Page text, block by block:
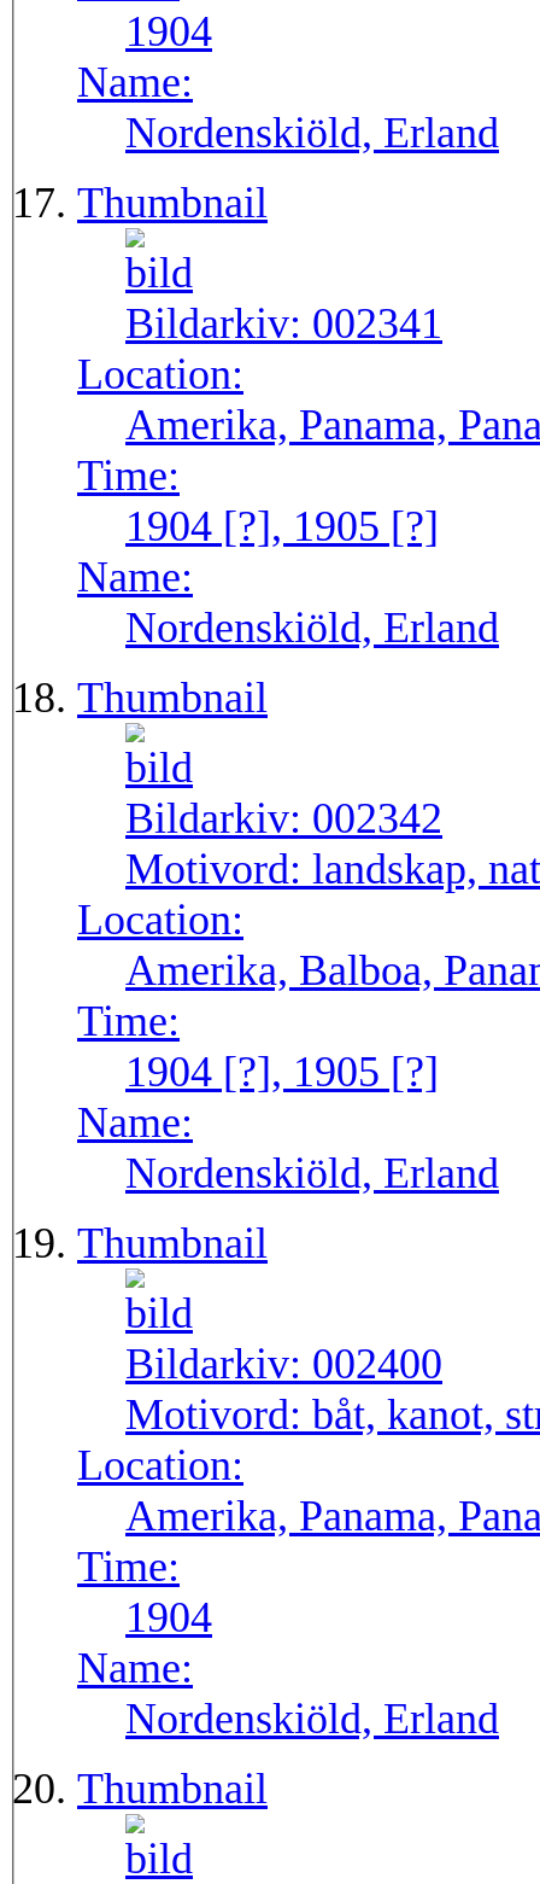
1904
Name:
Nordenskiöld, Erland
Thumbnail
Bildarkiv: 002341
Location:
Amerika, Panama,
Time:
1904 [?], 1905 [?]
Name:
Nordenskiöld, Erland
Thumbnail
Bildarkiv: 002342
Motivord: landskap,
Location:
Amerika, Balboa,
Time:
1904 [?], 1905 [?]
Name:
Nordenskiöld, Erland
Thumbnail
Bildarkiv: 002400
Motivord: båt, kanot,
Location:
Amerika, Panama,
Time:
1904
Name:
Nordenskiöld, Erland
Thumbnail